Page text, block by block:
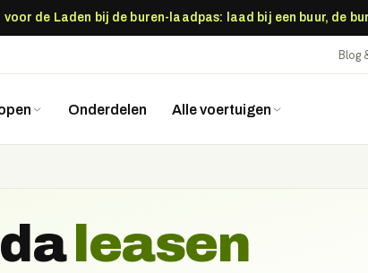
de Laden bij de buren-laadpas: laad bij een buur, de
Blog
Onderdelen Alle voertuigen
leasen